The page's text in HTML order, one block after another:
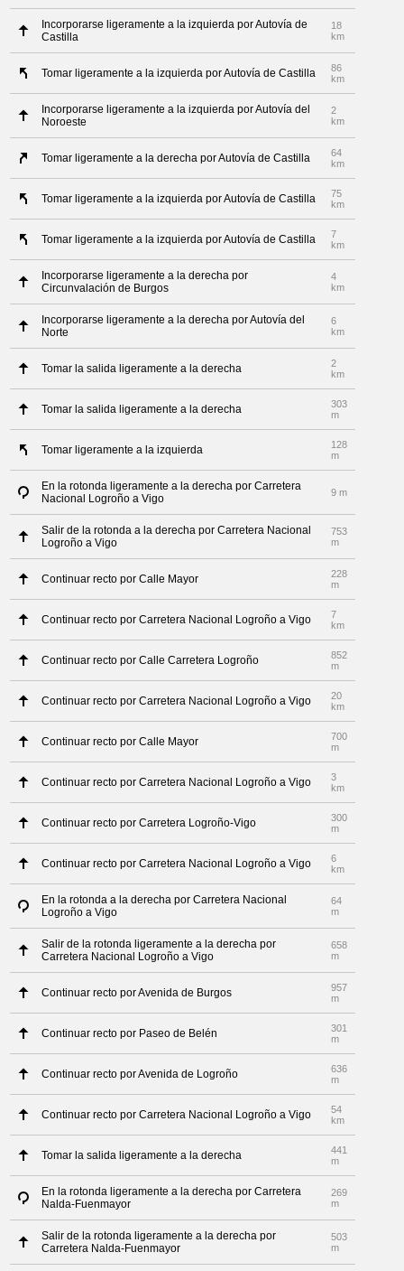
Incorporarse ligeramente a la izquierda por Autovía de
Castilla
18
km
Tomar ligeramente a la izquierda por Autovía de Castilla
86
km
Incorporarse ligeramente a la izquierda por Autovía del
Noroeste
2
km
Tomar ligeramente a la derecha por Autovía de Castilla
64
km
Tomar ligeramente a la izquierda por Autovía de Castilla
75
km
Tomar ligeramente a la izquierda por Autovía de Castilla
7
km
Incorporarse ligeramente a la derecha por
Circunvalación de Burgos
4
km
Incorporarse ligeramente a la derecha por Autovía del
Norte
6
km
Tomar la salida ligeramente a la derecha
2
km
Tomar la salida ligeramente a la derecha
303
m
Tomar ligeramente a la izquierda
128
m
En la rotonda ligeramente a la derecha por Carretera
Nacional Logroño a Vigo
9 m
Salir de la rotonda a la derecha por Carretera Nacional
Logroño a Vigo
753
m
Continuar recto por Calle Mayor
228
m
Continuar recto por Carretera Nacional Logroño a Vigo
7
km
Continuar recto por Calle Carretera Logroño
852
m
Continuar recto por Carretera Nacional Logroño a Vigo
20
km
Continuar recto por Calle Mayor
700
m
Continuar recto por Carretera Nacional Logroño a Vigo
3
km
Continuar recto por Carretera Logroño-Vigo
300
m
Continuar recto por Carretera Nacional Logroño a Vigo
6
km
En la rotonda a la derecha por Carretera Nacional
Logroño a Vigo
64
m
Salir de la rotonda ligeramente a la derecha por
Carretera Nacional Logroño a Vigo
658
m
Continuar recto por Avenida de Burgos
957
m
Continuar recto por Paseo de Belén
301
m
Continuar recto por Avenida de Logroño
636
m
Continuar recto por Carretera Nacional Logroño a Vigo
54
km
Tomar la salida ligeramente a la derecha
441
m
En la rotonda ligeramente a la derecha por Carretera
Nalda-Fuenmayor
269
m
Salir de la rotonda ligeramente a la derecha por
Carretera Nalda-Fuenmayor
503
m